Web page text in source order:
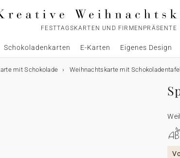
FESTTAGSKARTEN UND FIRMENPRÄSENTE
Schokoladenkarten E-Karten Eigenes Design
mit Schokolade Weihnachtskarte mit Schokoladentafel